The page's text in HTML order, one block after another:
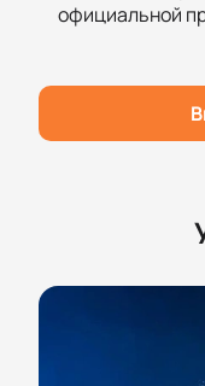
оператору
Цена зависит от
Подробную
события и
официальной